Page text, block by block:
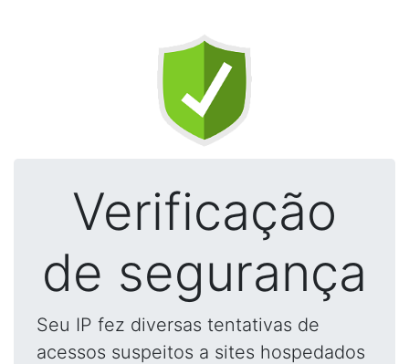
Verificação
de segurança
Seu IP fez diversas tentativas de
acessos suspeitos a sites hospedados